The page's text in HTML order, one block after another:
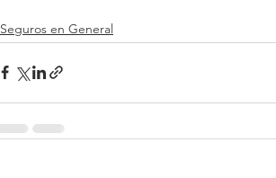
Seguros en General